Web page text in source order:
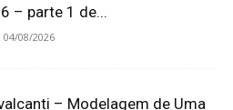
– parte 1 de...
04/08/2026
– Modelagem de Uma